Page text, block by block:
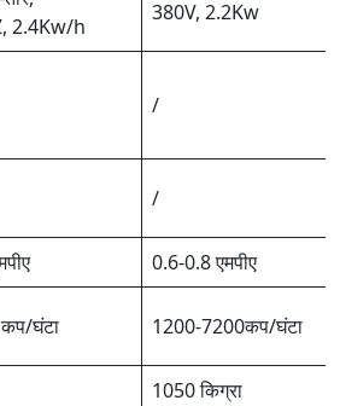
2.4Kw/h
380V, 2.2Kw
/
/
0.6-0.8 एमपीए
घंटा 1200-7200कप/घंटा
1050 किग्रा